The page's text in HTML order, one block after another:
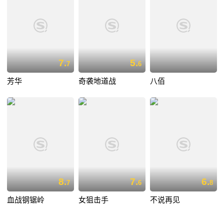
7.7
芳华
5.6
奇袭地道战 八佰
8.7
血战钢锯岭
7.6
女狙击手
6.8
不说再见